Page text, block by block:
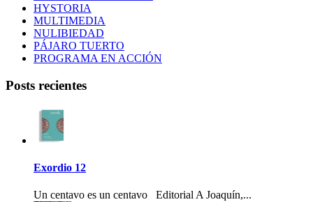
HYSTORIA
MULTIMEDIA
NULIBIEDAD
PÁJARO TUERTO
PROGRAMA EN ACCIÓN
Posts recientes
Exordio 12
Un centavo es un centavo Editorial A Joaquín,...